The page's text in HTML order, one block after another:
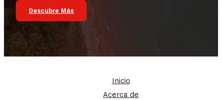
Descubre Más
Inicio
Acerca de